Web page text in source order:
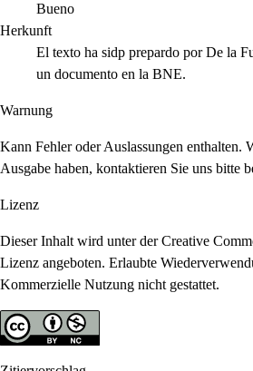
Bueno
Herkunft
El texto ha sidp prepardo por De la
un documento en la BNE.
Warnung
Kann Fehler oder Auslassungen enthalten.
Ausgabe haben, kontaktieren Sie uns bitte
Lizenz
Dieser Inhalt wird unter der Creative
Lizenz angeboten. Erlaubte
Kommerzielle Nutzung nicht gestattet.